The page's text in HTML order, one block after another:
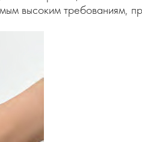
высоким требованиям,